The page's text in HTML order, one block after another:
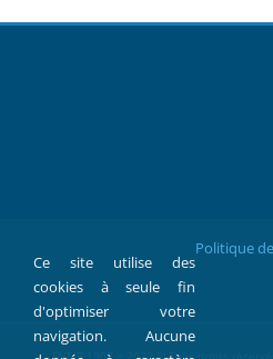
FNMR 1907 > 2022 © Tous droits
Ce site utilise des
cookies à seule fin
d'optimiser votre
navigation. Aucune
Politique